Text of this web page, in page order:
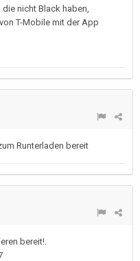
die nicht Black haben,
T-Mobile mit der App
Runterladen bereit
bereit!.